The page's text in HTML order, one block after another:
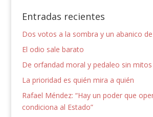
Entradas recientes
Dos votos a la sombra y un abanico
El odio sale barato
De orfandad moral y pedaleo sin mitos
La prioridad es quién mira a quién
Rafael Méndez: “Hay un poder que
condiciona al Estado”